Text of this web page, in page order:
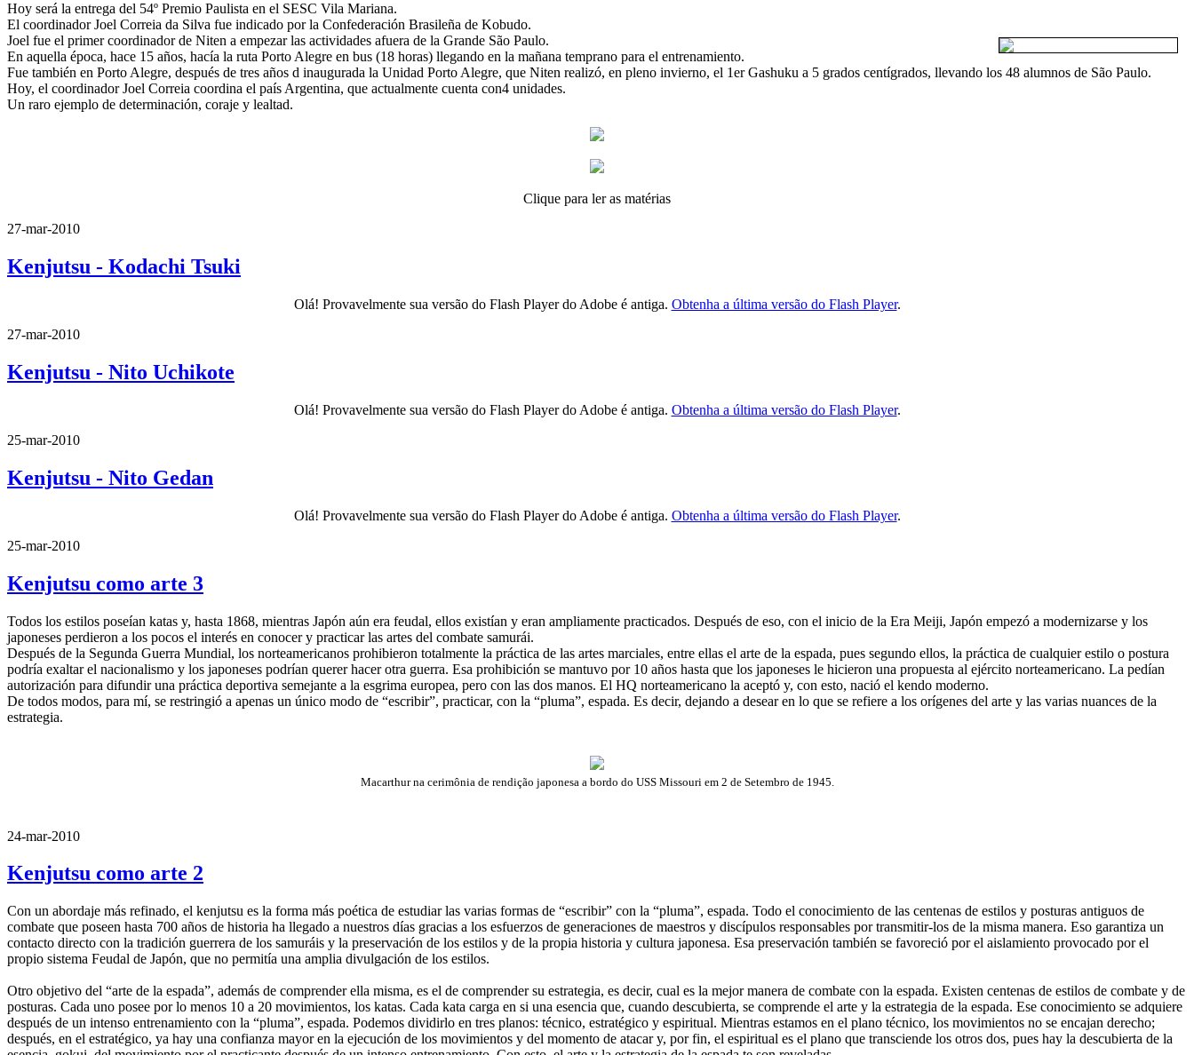
Hoy será la entrega del 54º Premio Paulista en el SESC Vila Mariana.
El coordinador Joel Correia da Silva fue indicado por la Confederación Brasileña de Kobudo.
Joel fue el primer coordinador de Niten a empezar las actividades afuera de la Grande São Paulo.
En aquella época, hace 15 años, hacía la ruta Porto Alegre en bus (18 horas) llegando en la mañana temprano para el entrenamiento.
Fue también en Porto Alegre, después de tres años d inaugurada la Unidad Porto Alegre, que Niten realizó, en pleno invierno, el 1er Gashuku a 5 grados centígrados, llevando los 48 alumnos de São Paulo.
Hoy, el coordinador Joel Correia coordina el país Argentina, que actualmente cuenta con4 unidades.
Un raro ejemplo de determinación, coraje y lealtad.
Clique para ler as matérias
27-mar-2010
Kenjutsu - Kodachi Tsuki
Olá! Provavelmente sua versão do Flash Player do Adobe é antiga. Obtenha a última versão do Flash Player.
27-mar-2010
Kenjutsu - Nito Uchikote
Olá! Provavelmente sua versão do Flash Player do Adobe é antiga. Obtenha a última versão do Flash Player.
25-mar-2010
Kenjutsu - Nito Gedan
Olá! Provavelmente sua versão do Flash Player do Adobe é antiga. Obtenha a última versão do Flash Player.
25-mar-2010
Kenjutsu como arte 3
Todos los estilos poseían katas y, hasta 1868, mientras Japón aún era feudal, ellos existían y eran ampliamente practicados. Después de eso, con el inicio de la Era Meiji, Japón empezó a modernizarse y los
japoneses perdieron a los pocos el interés en conocer y practicar las artes del combate samurái.
Después de la Segunda Guerra Mundial, los norteamericanos prohibieron totalmente la práctica de las artes marciales, entre ellas el arte de la espada, pues segundo ellos, la práctica de cualquier estilo o postura
podría exaltar el nacionalismo y los japoneses podrían querer hacer otra guerra. Esa prohibición se mantuvo por 10 años hasta que los japoneses le hicieron una propuesta al ejército norteamericano. La pedían
autorización para difundir una práctica deportiva semejante a la esgrima europea, pero con las dos manos. El HQ norteamericano la aceptó y, con esto, nació el kendo moderno.
De todos modos, para mí, se restringió a apenas un único modo de “escribir”, practicar, con la “pluma”, espada. Es decir, dejando a desear en lo que se refiere a los orígenes del arte y las varias nuances de la
estrategia.
Macarthur na cerimônia de rendição japonesa a bordo do USS Missouri em 2 de Setembro de 1945.
24-mar-2010
Kenjutsu como arte 2
Con un abordaje más refinado, el kenjutsu es la forma más poética de estudiar las varias formas de “escribir” con la “pluma”, espada. Todo el conocimiento de las centenas de estilos y posturas antiguos de
combate que poseen hasta 700 años de historia ha llegado a nuestros días gracias a los esfuerzos de generaciones de maestros y discípulos responsables por transmitir-los de la misma manera. Eso garantiza un
contacto directo con la tradición guerrera de los samuráis y la preservación de los estilos y de la propia historia y cultura japonesa. Esa preservación también se favoreció por el aislamiento provocado por el
propio sistema Feudal de Japón, que no permitía una amplia divulgación de los estilos.
Otro objetivo del “arte de la espada”, además de comprender ella misma, es el de comprender su estrategia, es decir, cual es la mejor manera de combate con la espada. Existen centenas de estilos de combate y de
posturas. Cada uno posee por lo menos 10 a 20 movimientos, los katas. Cada kata carga en si una esencia que, cuando descubierta, se comprende el arte y la estrategia de la espada. Ese conocimiento se adquiere
después de un intenso entrenamiento con la “pluma”, espada. Podemos dividirlo en tres planos: técnico, estratégico y espiritual. Mientras estamos en el plano técnico, los movimientos no se encajan derecho;
después, en el estratégico, ya hay una confianza mayor en la ejecución de los movimientos y del momento de atacar y, por fin, el espiritual es el plano que transciende los otros dos, pues hay la descubierta de la